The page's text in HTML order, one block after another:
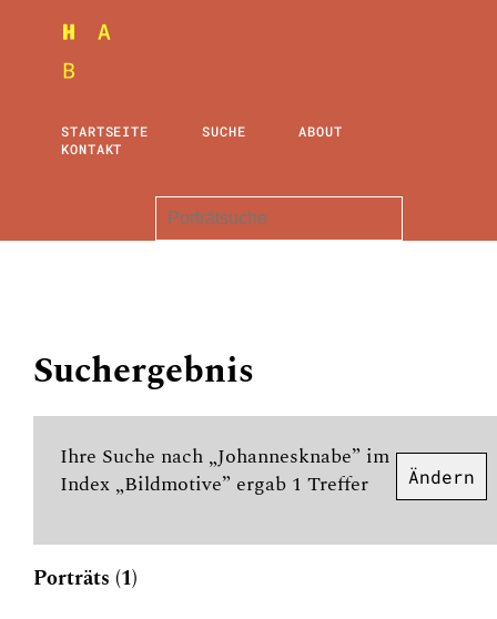
STARTSEITE SUCHE
ABOUT
KONTAKT
Suchergebnis
Ihre Suche nach „Johannesknabe” im
Index „Bildmotive” ergab 1 Treffer
Ändern
Porträts (1)